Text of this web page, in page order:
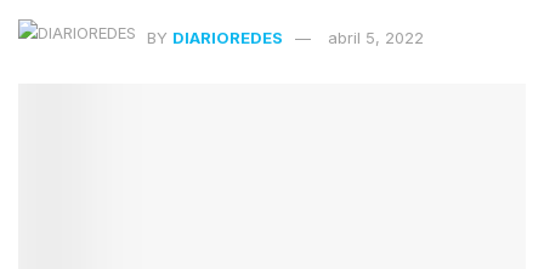
BY DIARIOREDES abril 5, 2022